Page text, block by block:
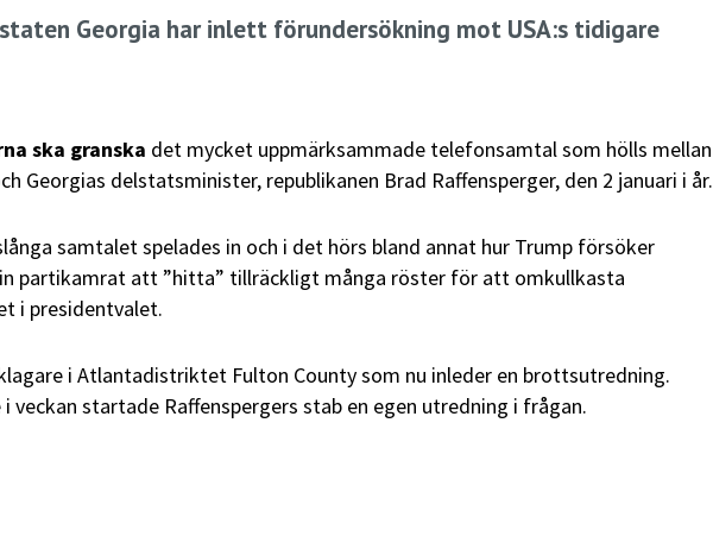
Georgia har inlett förundersökning mot USA:s tidigare
ska granska det mycket uppmärksammade telefonsamtal som hölls mellan
Georgias delstatsminister, republikanen Brad Raffensperger, den 2 januari i år.
samtalet spelades in och i det hörs bland annat hur Trump försöker
partikamrat att ”hitta” tillräckligt många röster för att omkullkasta
i presidentvalet.
i Atlantadistriktet Fulton County som nu inleder en brottsutredning.
veckan startade Raffenspergers stab en egen utredning i frågan.